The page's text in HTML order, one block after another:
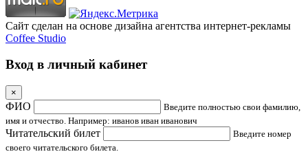
Сайт сделан на основе дизайна агентства интернет-рекламы
Coffee Studio
Вход в личный кабинет
×
ФИО
Введите полностью свои фамилию,
имя и отчество. Например: иванов иван иванович
Читательский билет
Введите номер
своего читательского билета.